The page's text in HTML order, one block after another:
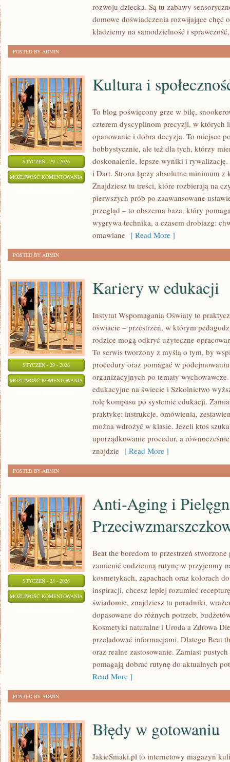
rozwoju dziecka. Są tu zabawy
domowe doświadczenia rozwijające chęć
kładziemy na samodzielność i
POSTED BY ADMIN
STYCZEŃ - 29 - 2026
MOŻLIWOŚĆ KOMENTOWANIA KULTURA
SPOŁECZNOŚĆ
FANÓW
Kultura i
To blog poświęcony grze w bilę,
czterem dyscyplinom precyzji, w których
opanowanie i dobra decyzja. To miejsce
hobbystycznie, ale też dla tych, którzy
doskonalenie, lepsze wyniki i
i Dart. Strona łączy absolutne minimum
Znajdziesz tu treści, które rozbierają na
pierwszych prób po zaawansowane
przegląd – to obszerna baza, który
wygrywa technika, a czasem drobiazg:
omawiane [ Read More ]
POSTED BY ADMIN
STYCZEŃ - 29 - 2026
MOŻLIWOŚĆ KOMENTOWANIA KARIERY
EDUKACJI
Kariery w edukacji
Instytut Wspomagania Oświaty to
oświacie – przestrzeń, w którym
rodzice mogą odkryć użyteczne
To serwis tworzony z myślą o tym, by
procedury oraz pomagać w
organizacyjnych po tematy
edukacyjne na świecie i Szkolnictwo
rolę kompasu po systemie edukacji.
praktykę: instrukcje, omówienia,
można wdrożyć w klasie. Jeżeli ktoś
uporządkowanie procedur, a
znajdzie [ Read More ]
POSTED BY ADMIN
STYCZEŃ - 28 - 2026
MOŻLIWOŚĆ KOMENTOWANIA
Anti-Aging i
Beat the boredom to przestrzeń
zamienić codzienną rutynę w przyjemny
kosmetykach, zapachach oraz kolorach
inspiracji, chcesz lepiej rozumieć
świadomie, znajdziesz tu poradniki,
dopasowane do różnych potrzeb,
Kosmetyki naturalne i Uroda a Zdrowa
przeładować informacjami. Dlatego Beat
oraz realne zastosowanie. Zamiast
pomagają dobrać rutynę do aktualnych
Read More ]
POSTED BY ADMIN
Błędy w gotowaniu
JakieSmaki.pl to internetowy magazyn